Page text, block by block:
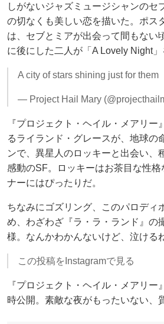
しがないジャズミュージシャンのセ
の切なくも美しい恋を描いた。ポス
は、セブとミアが出会って間もない
に後にした二人が「A Lovely Night」
A city of stars shining just for them
— Project Hail Mary
『プロジェクト・ヘイル・メアリー
るライランド・グレースが、地球の
ンで、異星人のロッキーと出会い、
感動のSF。ロッキーはお茶目な性格
ナーにはぴったりだ。
ちなみにゴズリング、このパロディ
め、わざわざ『ラ・ラ・ランド』の
様。なんかわかんないけど、泣ける
この投稿をInstagramで見る
『プロジェクト・ヘイル・メアリー
時公開。素敵な夜がもったいない、